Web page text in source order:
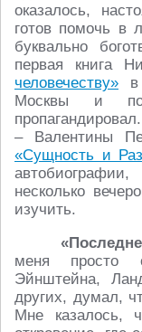
оказалось,
готов помочь в
буквально
первая книга
человечеству» в
Москвы и
– Валентины
«Сущность и
несколько
изучить.
меня просто
Эйнштейна,
других, думал,
Мне казалось,